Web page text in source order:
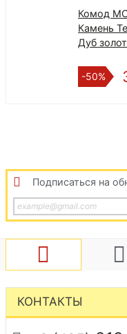
Комод
Камень
Дуб
-50%
Подписаться на
КОНТАКТЫ